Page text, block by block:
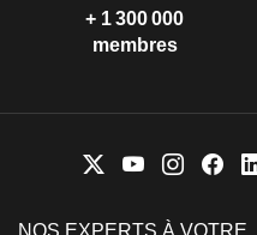
+ 1 300 000
membres